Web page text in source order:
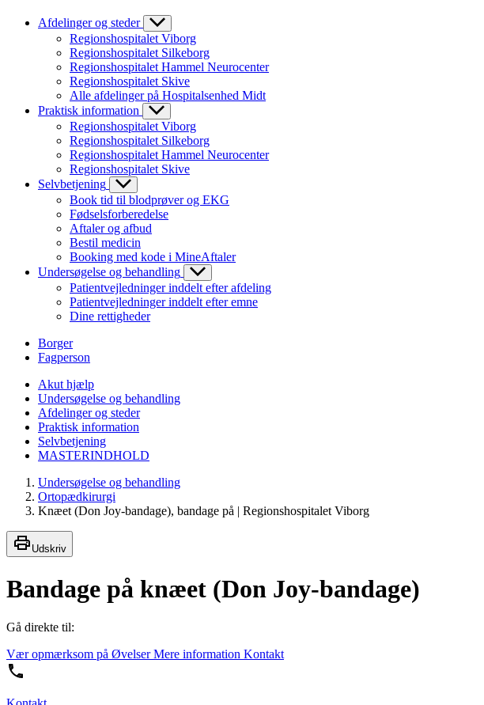
Afdelinger og steder
Regionshospitalet Viborg
Regionshospitalet Silkeborg
Regionshospitalet Hammel Neurocenter
Regionshospitalet Skive
Alle afdelinger på Hospitalsenhed Midt
Praktisk information
Regionshospitalet Viborg
Regionshospitalet Silkeborg
Regionshospitalet Hammel Neurocenter
Regionshospitalet Skive
Selvbetjening
Book tid til blodprøver og EKG
Fødselsforberedelse
Aftaler og afbud
Bestil medicin
Booking med kode i MineAftaler
Undersøgelse og behandling
Patientvejledninger inddelt efter afdeling
Patientvejledninger inddelt efter emne
Dine rettigheder
Borger
Fagperson
Akut hjælp
Undersøgelse og behandling
Afdelinger og steder
Praktisk information
Selvbetjening
MASTERINDHOLD
Undersøgelse og behandling
Ortopædkirurgi
Knæet (Don Joy-bandage), bandage på | Regionshospitalet Viborg
Udskriv
Bandage på knæet (Don Joy-bandage)
Gå direkte til:
Vær opmærksom på ØvelserMere information Kontakt